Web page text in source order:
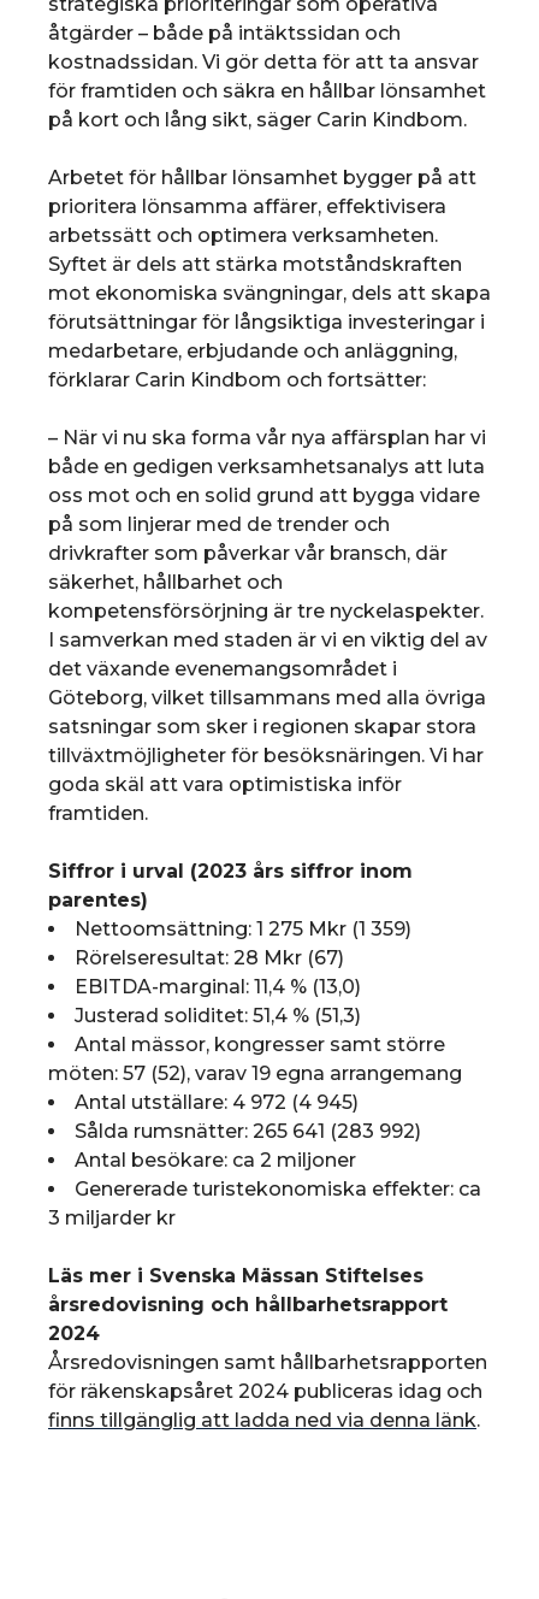
åtgärder – både på intäktssidan och
kostnadssidan. Vi gör detta för att ta ansvar
för framtiden och säkra en hållbar lönsamhet
på kort och lång sikt, säger Carin Kindbom.
Arbetet för hållbar lönsamhet bygger på att
prioritera lönsamma affärer, effektivisera
arbetssätt och optimera verksamheten.
Syftet är dels att stärka motståndskraften
mot ekonomiska svängningar, dels att skapa
förutsättningar för långsiktiga investeringar i
medarbetare, erbjudande och anläggning,
förklarar Carin Kindbom och fortsätter:
– När vi nu ska forma vår nya affärsplan har vi
både en gedigen verksamhetsanalys att luta
oss mot och en solid grund att bygga vidare
på som linjerar med de trender och
drivkrafter som påverkar vår bransch, där
säkerhet, hållbarhet och
kompetensförsörjning är tre nyckelaspekter.
I samverkan med staden är vi en viktig del av
det växande evenemangsområdet i
Göteborg, vilket tillsammans med alla övriga
satsningar som sker i regionen skapar stora
tillväxtmöjligheter för besöksnäringen. Vi har
goda skäl att vara optimistiska inför
framtiden.
Siffror i urval (2023 års siffror inom
parentes)
Nettoomsättning: 1 275 Mkr (1 359)
Rörelseresultat: 28 Mkr (67)
EBITDA-marginal: 11,4 % (13,0)
Justerad soliditet: 51,4 % (51,3)
Antal mässor, kongresser samt större
möten: 57 (52), varav 19 egna arrangemang
Antal utställare: 4 972 (4 945)
Sålda rumsnätter: 265 641 (283 992)
Antal besökare: ca 2 miljoner
Genererade turistekonomiska effekter: ca
3 miljarder kr
Läs mer i Svenska Mässan Stiftelses
årsredovisning och hållbarhetsrapport
2024
Årsredovisningen samt hållbarhetsrapporten
för räkenskapsåret 2024 publiceras idag och
finns tillgänglig att ladda ned via denna länk.